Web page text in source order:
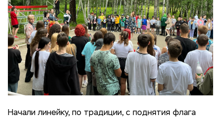
Начали линейку, по традиции, с поднятия флага